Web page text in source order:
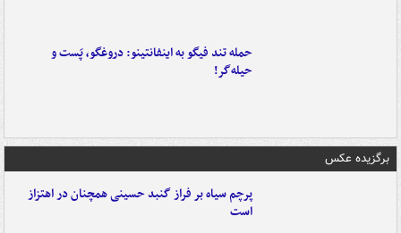
حمله تند فیگو به اینفانتینو: دروغگو، پَست‌ و
حیله‌گر!
برگزیده عکس
پرچم سیاه بر فراز گنبد حسینی همچنان در اهتزاز
است